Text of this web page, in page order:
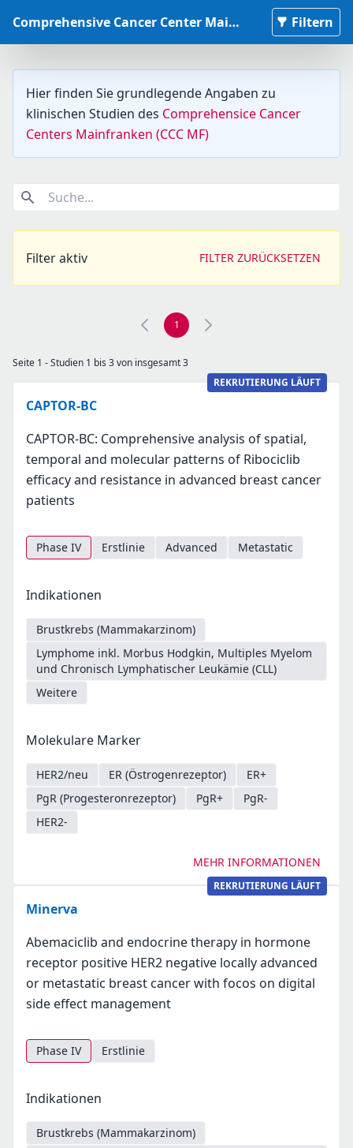
Comprehensive Cancer Center Mainfranken Studiendatenbank Filtern
Hier finden Sie grundlegende Angaben zu
klinischen Studien des Comprehensice Cancer
Centers Mainfranken (CCC MF)
Suche...
Filter aktiv FILTER ZURÜCKSETZEN
1
Seite 1 - Studien 1 bis 3 von insgesamt 3
REKRUTIERUNG LÄUFT
CAPTOR-BC
CAPTOR-BC: Comprehensive analysis of spatial,
temporal and molecular patterns of Ribociclib
efficacy and resistance in advanced breast cancer
patients
Phase IV Erstlinie Advanced Metastatic
Indikationen
Brustkrebs (Mammakarzinom)
Lymphome inkl. Morbus Hodgkin, Multiples Myelom
und Chronisch Lymphatischer Leukämie (CLL)
Weitere
Molekulare Marker
HER2/neu ER (Östrogenrezeptor)
ER+
PgR (Progesteronrezeptor)
PgR+
PgR-
HER2-
MEHR INFORMATIONEN
REKRUTIERUNG LÄUFT
Minerva
Abemaciclib and endocrine therapy in hormone
receptor positive HER2 negative locally advanced
or metastatic breast cancer with focos on digital
side effect management
Phase IV Erstlinie
Indikationen
Brustkrebs (Mammakarzinom)